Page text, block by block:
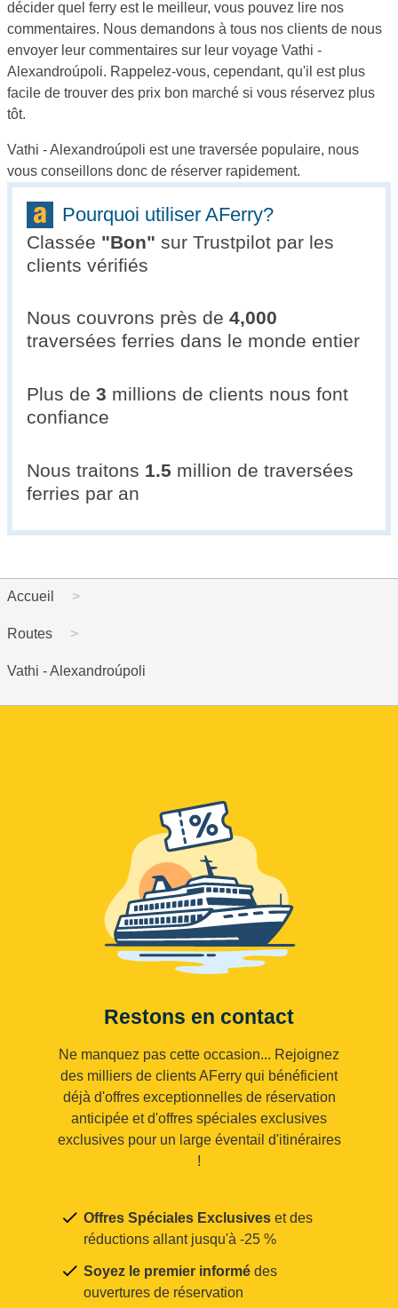
décider quel ferry est le meilleur, vous pouvez lire nos
commentaires. Nous demandons à tous nos clients de nous
envoyer leur commentaires sur leur voyage Vathi -
Alexandroúpoli. Rappelez-vous, cependant, qu'il est plus
facile de trouver des prix bon marché si vous réservez plus
tôt.
Vathi - Alexandroúpoli est une traversée populaire, nous
vous conseillons donc de réserver rapidement.
Pourquoi utiliser AFerry?
Classée "Bon" sur Trustpilot par les
clients vérifiés
Nous couvrons près de 4,000
traversées ferries dans le monde entier
Plus de 3 millions de clients nous font
confiance
Nous traitons 1.5 million de traversées
ferries par an
Accueil
Routes
Vathi - Alexandroúpoli
Restons en contact
Ne manquez pas cette occasion... Rejoignez
des milliers de clients AFerry qui bénéficient
déjà d'offres exceptionnelles de réservation
anticipée et d'offres spéciales exclusives
exclusives pour un large éventail d'itinéraires
!
Offres Spéciales Exclusives et des
réductions allant jusqu'à -25 %
Soyez le premier informé des
ouvertures de réservation